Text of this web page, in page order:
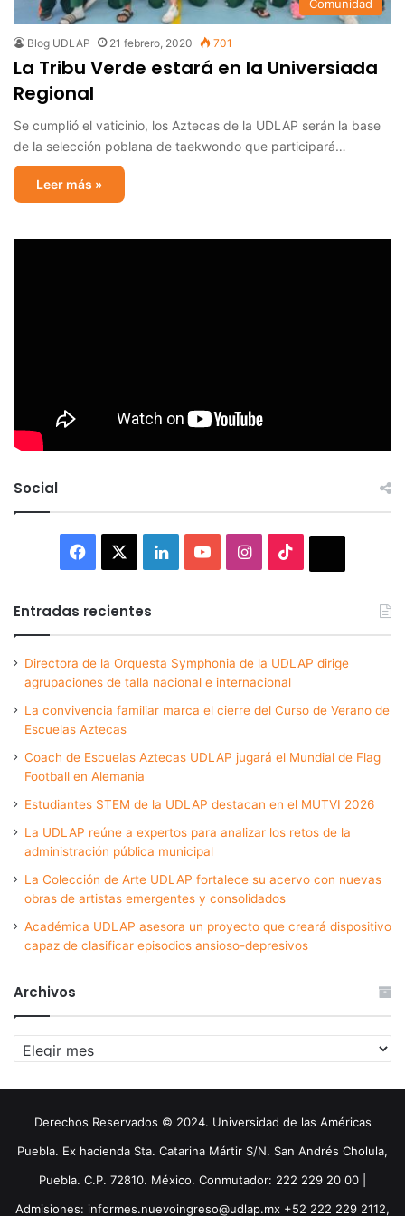
Comunidad
Blog UDLAP 21 febrero, 2020 701
La Tribu Verde estará en la Universiada
Regional
Se cumplió el vaticinio, los Aztecas de la UDLAP serán la base
de la selección poblana de taekwondo que participará…
Leer más »
Social
Facebook LinkedInYouTubeInstagram
Entradas recientes
Directora de la Orquesta Symphonia de la UDLAP dirige
agrupaciones de talla nacional e internacional
La convivencia familiar marca el cierre del Curso de Verano de
Escuelas Aztecas
Coach de Escuelas Aztecas UDLAP jugará el Mundial de Flag
Football en Alemania
Estudiantes STEM de la UDLAP destacan en el MUTVI 2026
La UDLAP reúne a expertos para analizar los retos de la
administración pública municipal
La Colección de Arte UDLAP fortalece su acervo con nuevas
obras de artistas emergentes y consolidados
Académica UDLAP asesora un proyecto que creará dispositivo
capaz de clasificar episodios ansioso-depresivos
Archivos
Archivos
Derechos Reservados © 2024. Universidad de las Américas
Puebla. Ex hacienda Sta. Catarina Mártir S/N. San Andrés Cholula,
Puebla. C.P. 72810. México. Conmutador: 222 229 20 00 |
Admisiones: informes.nuevoingreso@udlap.mx +52 222 229 2112,